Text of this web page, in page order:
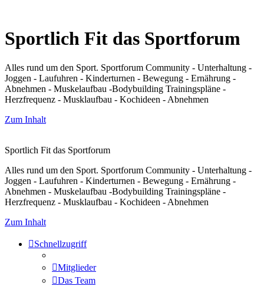
Sportlich Fit das Sportforum
Alles rund um den Sport. Sportforum Community - Unterhaltung -
Joggen - Laufuhren - Kinderturnen - Bewegung - Ernährung -
Abnehmen - Muskelaufbau -Bodybuilding Trainingspläne -
Herzfrequenz - Musklaufbau - Kochideen - Abnehmen
Zum Inhalt
Sportlich Fit das Sportforum
Alles rund um den Sport. Sportforum Community - Unterhaltung -
Joggen - Laufuhren - Kinderturnen - Bewegung - Ernährung -
Abnehmen - Muskelaufbau -Bodybuilding Trainingspläne -
Herzfrequenz - Musklaufbau - Kochideen - Abnehmen
Zum Inhalt
Schnellzugriff
Mitglieder
Das Team